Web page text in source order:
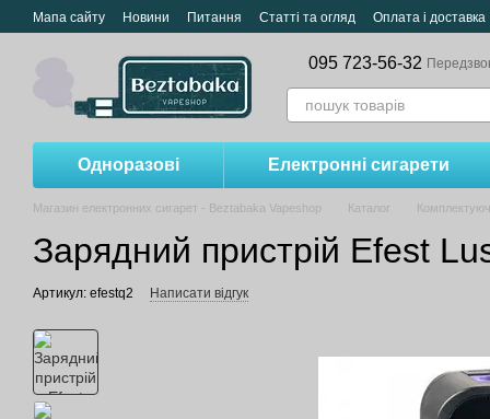
Перейти до основного контенту
Мапа сайту Новини Питання Статті та огляд Оплата і доставка
095 723-56-32
Одноразові Електронні сигарети
Магазин електронних сигарет - Beztabaka Vapeshop Каталог
Зарядний пристрій Efest
Артикул: efestq2 Написати відгук